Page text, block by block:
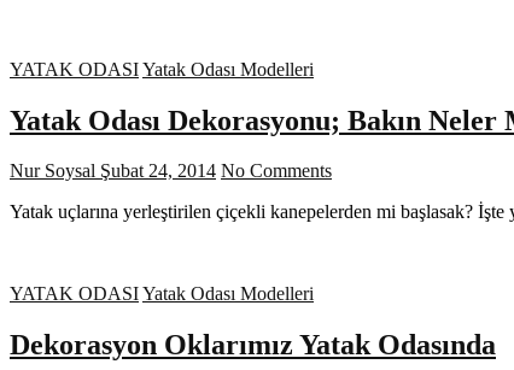
YATAK ODASIYatak Odası Modelleri
Yatak Odası Dekorasyonu; Bakın Neler
Nur Soysal Şubat 24, 2014 No Comments
Yatak uçlarına yerleştirilen çiçekli kanepelerden mi başlasak? İşte
YATAK ODASIYatak Odası Modelleri
Dekorasyon Oklarımız Yatak Odasında